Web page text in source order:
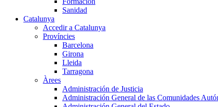
Sanidad
Catalunya
Accedir a Catalunya
Províncies
Barcelona
Girona
Lleida
Tarragona
Àrees
Administración de Justicia
Administración General de las Comunidades